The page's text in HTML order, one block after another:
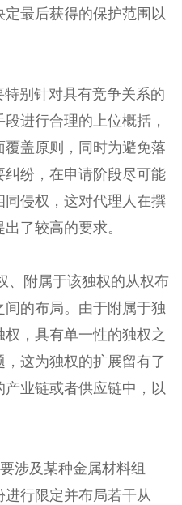
最后获得的保护范围以
别针对具有竞争关系的
进行合理的上位概括，
盖原则，同时为避免落
纠纷，在申请阶段尽可能
侵权，这对代理人在撰
了较高的要求。
附属于该独权的从权布
间的布局。由于附属于独
，具有单一性的独权之
这为独权的扩展留有了
业链或者供应链中，以
及某种金属材料组
行限定并布局若干从